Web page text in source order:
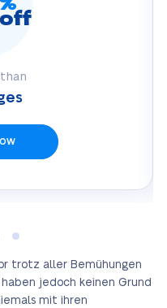
off
trotz aller Bemühungen
jedoch keinen Grund
mit ihren